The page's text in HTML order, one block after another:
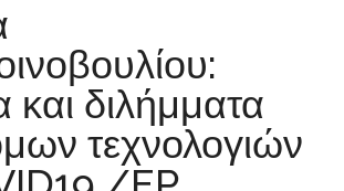
και διλήμματα
τεχνολογιών